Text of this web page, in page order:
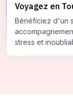
Voyagez en
Bénéficiez d'un
stress et